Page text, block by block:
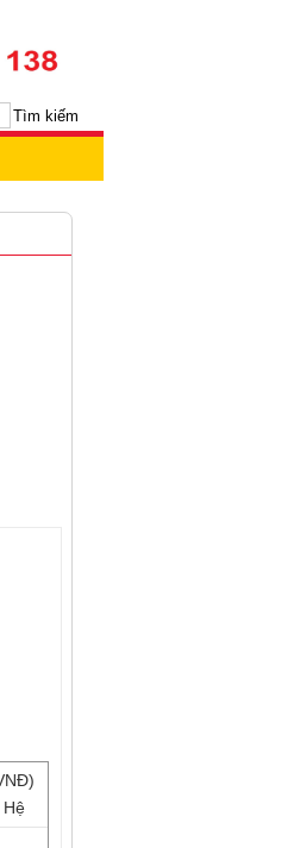
Tìm kiếm
Hệ